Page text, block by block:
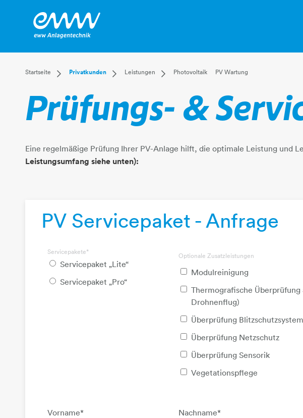
Startseite
Dropdown Startseite
Businesskunden
Mehr
Privatkunden
Dropdown Privatkunden
Kundenservice
Leistungen
Dropdown Leistungen
Elektriker
Photovoltaik PV Wartung
​​​​​​​Prüfungs- &
Eine regelmäßige Prüfung Ihrer PV-Anlage hilft, die optimale Leistung und
Leistungsumfang siehe unten):
PV Servicepaket - Anfrage
Servicepakete*
Servicepaket „Lite“
Servicepaket „Pro“
Optionale Zusatzleistungen
Modulreinigung
Thermografische
Drohnenflug)
Überprüfung Blitzschutzsystem
Überprüfung Netzschutz
Überprüfung Sensorik
Vegetationspflege
Vorname* Nachname*